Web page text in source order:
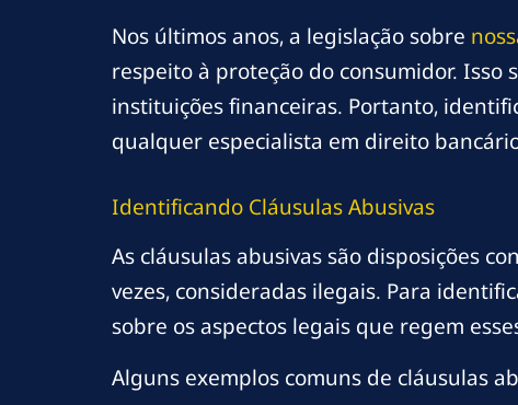
Nos últimos anos, a legislação sobre
respeito à proteção do consumidor. Isso
instituições financeiras. Portanto,
qualquer especialista em direito
Identificando Cláusulas Abusivas
As cláusulas abusivas são disposições
vezes, consideradas ilegais. Para
sobre os aspectos legais que regem
Alguns exemplos comuns de cláusulas